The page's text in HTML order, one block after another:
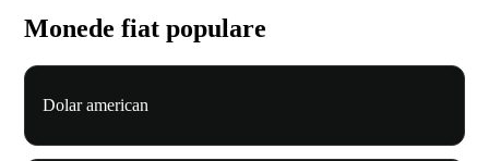
Monede fiat populare
Dolar american